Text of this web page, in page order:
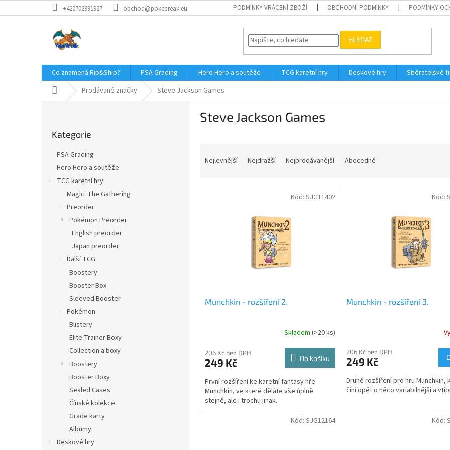
na
+420702991927 obchod@pokebreak.eu PODMÍNKY VRÁCENÍ ZBOŽÍ OBCHODNÍ PODMÍNKY PODMÍNKY
HLEDAT
Co znamená Rip&Ship? PSA Grading Hero Hero a soutěže TCG karetní hry Deskové hry Sběratelské
Domů Prodávané značky Steve Jackson Games
kategorie
Kategorie
PSA Grading
Hero Hero a soutěže
TCG karetní hry
Magic: The Gathering
Preorder
Pokémon Preorder
English preorder
Japan preorder
Další TCG
Boostery
Booster Box
Sleeved Booster
Pokémon
Blistery
Elite Trainer Boxy
Collection a boxy
Boostery
Booster Boxy
Sealed Cases
Čínské kolekce
Grade karty
Albumy
Deskové hry
Steve Jackson Games
Nejlevnější Nejdražší Nejprodávanější Abecedně
Munchkin - rozšíření 2.
Skladem (>20 ks)
206 Kč bez DPH
249 Kč Do košíku
První rozšíření ke karetní fantasy hře
Munchkin, ve které děláte vše úplně
stejně, ale i trochu jinak.
Kód: SJG11402
Munchkin - rozšíření 3.
206 Kč bez DPH
249 Kč
Druhé rozšíření pro hru Munchkin,
činí opět o něco variabilnější a
Kód:
Kód: SJG12164 Kód: